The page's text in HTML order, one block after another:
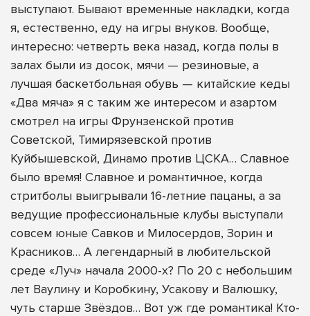
выступают. Бывают временные накладки, когда
я, естественно, еду на игры внуков. Вообще,
интересно: четверть века назад, когда полы в
залах были из досок, мячи — резиновые, а
лучшая баскетбольная обувь — китайские кеды
«Два мяча» я с таким же интересом и азартом
смотрел на игры Фрунзенской против
Советской, Тимирязевской против
Куйбышевской, Динамо против ЦСКА… Славное
было время! Славное и романтичное, когда
стритболы выигрывали 16-летние пацаны, а за
ведущие профессиональные клубы выступали
совсем юные Савков и Милосердов, Зорин и
Красников… А легендарный в любительской
среде «Луч» начала 2000-х? По 20 с небольшим
лет Ваулину и Коробкину, Усакову и Валюшку,
чуть старше Звёздов… Вот уж где романтика! Кто-